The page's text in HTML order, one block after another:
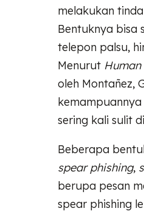
melakukan
Bentuknya bisa
telepon palsu,
Menurut
oleh Montañez,
sering kali sulit
Beberapa
spear phishing,
berupa pesan
spear phishing